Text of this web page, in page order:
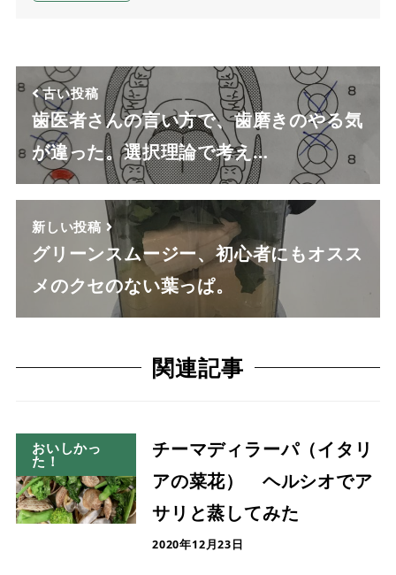
古い投稿
歯医者さんの言い方で、歯磨きのやる気
が違った。選択理論で考え…
新しい投稿
グリーンスムージー、初心者にもオスス
メのクセのない葉っぱ。
関連記事
おいしかっ
た！
チーマディラーパ（イタリ
アの菜花） ヘルシオでア
サリと蒸してみた
2020年12月23日